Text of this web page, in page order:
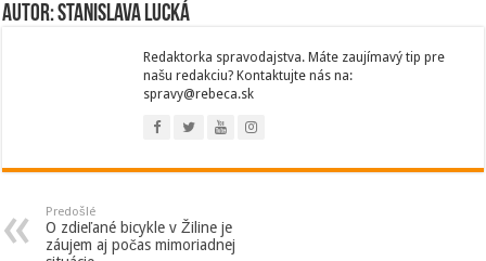
Autor: Stanislava Lucká
Redaktorka spravodajstva. Máte zaujímavý tip pre
našu redakciu? Kontaktujte nás na:
spravy@rebeca.sk
Predošlé
O zdieľané bicykle v Žiline je
záujem aj počas mimoriadnej